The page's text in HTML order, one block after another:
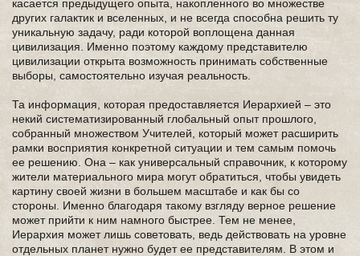
касается предыдущего опыта, накопленного во множестве
других галактик и вселенных, и не всегда способна решить ту
уникальную задачу, ради которой воплощена данная
цивилизация. Именно поэтому каждому представителю
цивилизации открыта возможность принимать собственные
выборы, самостоятельно изучая реальность.
Та информация, которая предоставляется Иерархией – это
некий систематизированный глобальный опыт прошлого,
собранный множеством Учителей, который может расширить
рамки восприятия конкретной ситуации и тем самым помочь
ее решению. Она – как универсальный справочник, к которому
жители материального мира могут обратиться, чтобы увидеть
картину своей жизни в большем масштабе и как бы со
стороны. Именно благодаря такому взгляду верное решение
может прийти к ним намного быстрее. Тем не менее,
Иерархия может лишь советовать, ведь действовать на уровне
отдельных планет нужно будет ее представителям. В этом и